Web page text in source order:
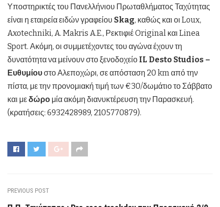
Υποστηρικτές του Πανελλήνιου Πρωταθλήματος Ταχύτητας
είναι η εταιρεία ειδών γραφείου Skag, καθώς και οι Loux,
Axotechniki, A. Makris A.E., Ρεκτιφιέ Original και Linea
Sport. Ακόμη, οι συμμετέχοντες του αγώνα έχουν τη
δυνατότητα να μείνουν στο ξενοδοχείο IL Desto Studios –
Ευθυμίουστο Αλεποχώρι, σε απόσταση 20 km από την
πίστα, με την προνομιακή τιμή των €30/δωμάτιο το Σάββατο
και μεδώρο μία ακόμη διανυκτέρευση την Παρασκευή.
(κρατήσεις: 6932428989, 2105770879).
PREVIOUS POST